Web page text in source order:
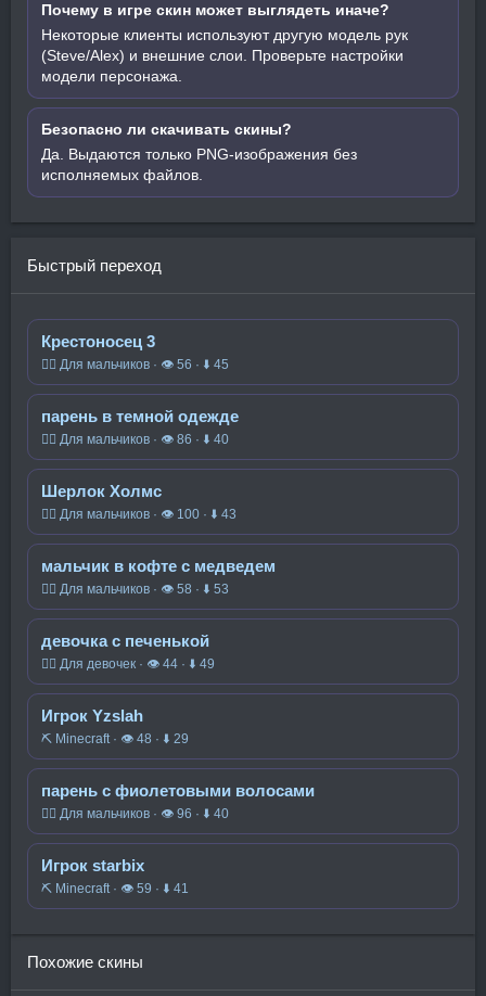
Почему в игре скин может выглядеть иначе?
Некоторые клиенты используют другую модель рук
(Steve/Alex) и внешние слои. Проверьте настройки
модели персонажа.
Безопасно ли скачивать скины?
Да. Выдаются только PNG-изображения без
исполняемых файлов.
Быстрый переход
Крестоносец 3
🧍‍♂️ Для мальчиков · 👁 56 · ⬇ 45
парень в темной одежде
🧍‍♂️ Для мальчиков · 👁 86 · ⬇ 40
Шерлок Холмс
🧍‍♂️ Для мальчиков · 👁 100 · ⬇ 43
мальчик в кофте с медведем
🧍‍♂️ Для мальчиков · 👁 58 · ⬇ 53
девочка с печенькой
🧍‍♀️ Для девочек · 👁 44 · ⬇ 49
Игрок Yzslah
⛏️ Minecraft · 👁 48 · ⬇ 29
парень с фиолетовыми волосами
🧍‍♂️ Для мальчиков · 👁 96 · ⬇ 40
Игрок starbix
⛏️ Minecraft · 👁 59 · ⬇ 41
Похожие скины